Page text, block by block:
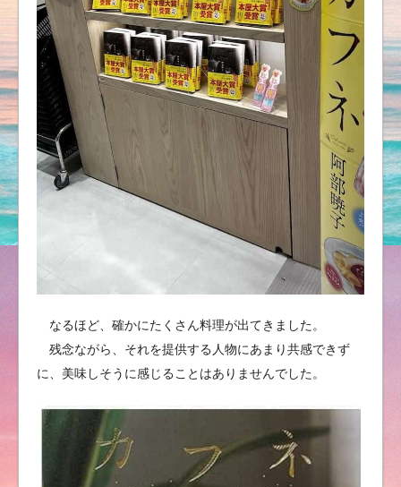
なるほど、確かにたくさん料理が出てきました。
残念ながら、それを提供する人物にあまり共感できず
に、美味しそうに感じることはありませんでした。